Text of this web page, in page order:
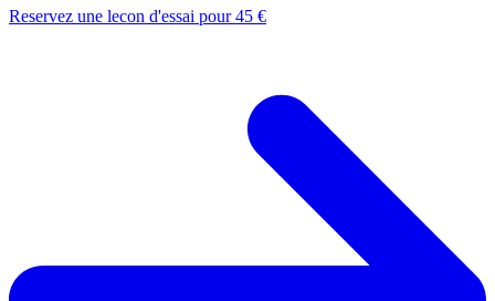
Reservez une lecon d'essai pour 45 €